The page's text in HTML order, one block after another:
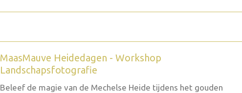
MaasMauve Heidedagen - Workshop
Landschapsfotografie
Beleef de magie van de Mechelse Heide tijdens het gouden